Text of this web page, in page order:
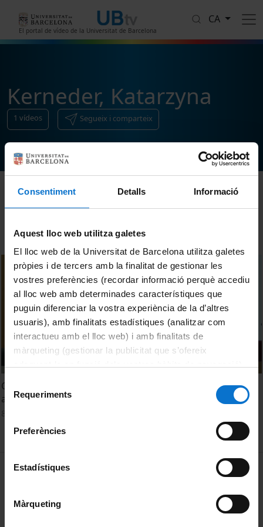
Consentiment Detalls Informació
Aquest lloc web utilitza galetes
El lloc web de la Universitat de Barcelona utilitza galetes
pròpies i de tercers amb la finalitat de gestionar les
vostres preferències (recordar informació perquè accediu
al lloc web amb determinades característiques que
puguin diferenciar la vostra experiència de la d’altres
usuaris), amb finalitats estadístiques (analitzar com
interactueu amb el lloc web) i amb finalitats de
màrqueting (gestionar la publicitat que s’ofereix
consultar laPolítica de galetes del lloc web de la
Selecció
de Requeriments
Preferències
Estadístiques
Màrqueting
El portal de vídeo de la Universitat de Barcelona
CA
Kerneder, Katarzyna
1 vídeos Segueix i comparteix
Ordenar
Chocolate flint mine in Orońsko (southern Poland): new
approaches. Katarzyna Kerneder
MENÚ PEU 1
Privadesa i termes